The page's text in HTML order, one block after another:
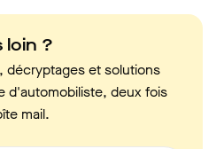
loin ?
décryptages et solutions
d'automobiliste, deux fois
mail.